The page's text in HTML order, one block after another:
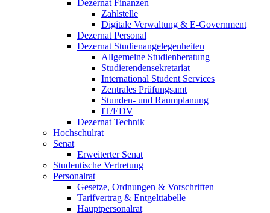
Dezernat Finanzen
Zahlstelle
Digitale Verwaltung & E-Government
Dezernat Personal
Dezernat Studienangelegenheiten
Allgemeine Studienberatung
Studierendensekretariat
International Student Services
Zentrales Prüfungsamt
Stunden- und Raumplanung
IT/EDV
Dezernat Technik
Hochschulrat
Senat
Erweiterter Senat
Studentische Vertretung
Personalrat
Gesetze, Ordnungen & Vorschriften
Tarifvertrag & Entgelttabelle
Hauptpersonalrat